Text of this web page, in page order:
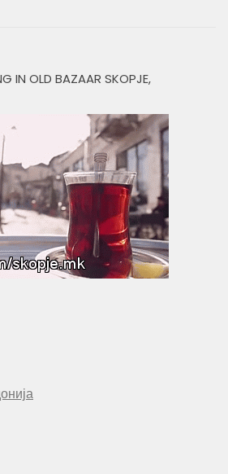
IN OLD BAZAAR SKOPJE,